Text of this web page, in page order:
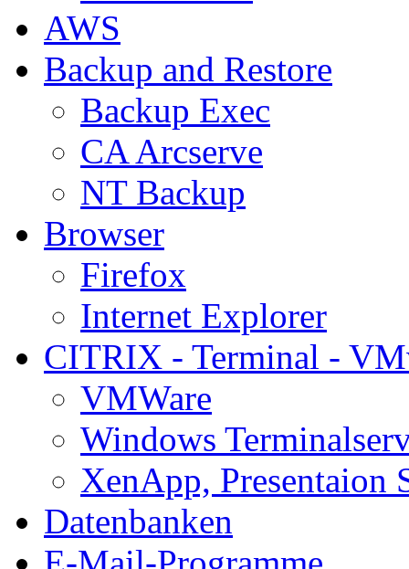
AWS
Backup and Restore
Backup Exec
CA Arcserve
NT Backup
Browser
Firefox
Internet Explorer
CITRIX - Terminal -
VMWare
Windows
XenApp, Presentaion
Datenbanken